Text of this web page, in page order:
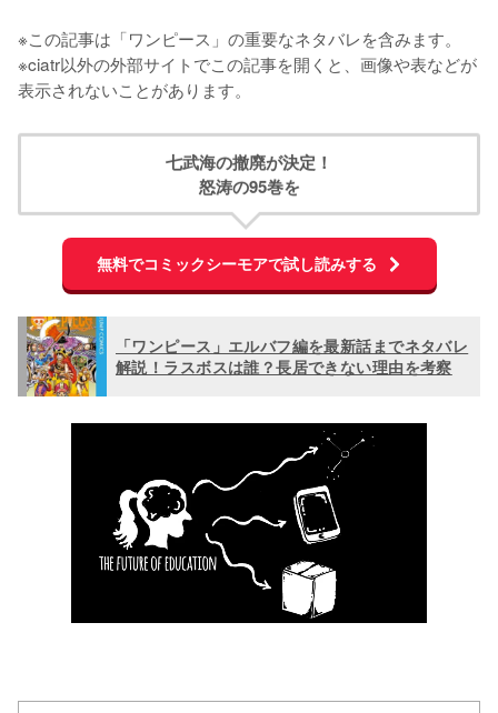
※この記事は「ワンピース」の重要なネタバレを含みます。
※ciatr以外の外部サイトでこの記事を開くと、画像や表などが
表示されないことがあります。
七武海の撤廃が決定！
怒涛の95巻を
無料でコミックシーモアで試し読みする
「ワンピース」エルバフ編を最新話までネタバレ
解説！ラスボスは誰？長居できない理由を考察